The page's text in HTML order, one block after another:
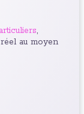
,
au moyen